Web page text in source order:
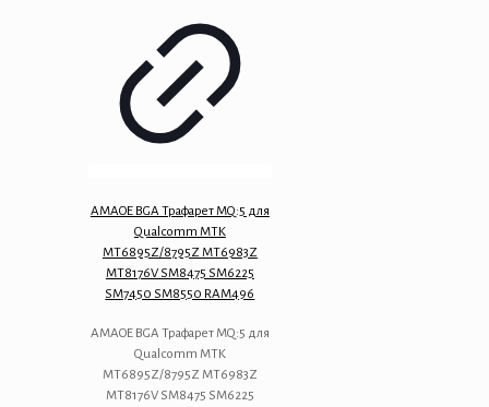
AMAOE BGA Трафарет MQ:5 для
Qualcomm MTK
MT6895Z/8795Z MT6983Z
MT8176V SM8475 SM6225
SM7450 SM8550 RAM496
AMAOE BGA Трафарет MQ:5 для
Qualcomm MTK
MT6895Z/8795Z MT6983Z
MT8176V SM8475 SM6225